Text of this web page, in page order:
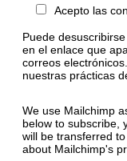
Acepto las
Puede
en el enlace que
correos
nuestras prácticas
We use Mailchimp
below to subscribe,
will be transferred
about Mailchimp's